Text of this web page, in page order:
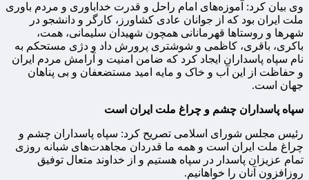
وی بیان کرد: آموزه‌های امام راحل و قدرت خداباوری و مردم باوری
ملت ایران بود که از جوانان عادی کشاورز، کارگر و دانشجو در
شهرها و روستاها قهرمانانی همچون شهیدان سلیمانی، همت،
باکری، باقری، کاظمی و شوشتری پرورش داد و دژی مستحکم به
نام سپاه پاسداران ایجاد کرد که ضامن امنیت و آرامش مردم ایران
و حفاظت از این آب و خاک و مایه امید مستضعفان و بی پناهان
جهان است.
سپاه پاسداران چشم و چراغ ملت ایران است
رئیس مجلس شورای اسلامی تصریح کرد: سپاه پاسداران چشم و
چراغ ملت ایران است و همه ما قدردان مجاهدت‌های شبانه روزی
تمام عزیزان پاسدار در سپاه هستیم و از خداوند متعال توفیق
روزافزون آنان را خواهانیم.